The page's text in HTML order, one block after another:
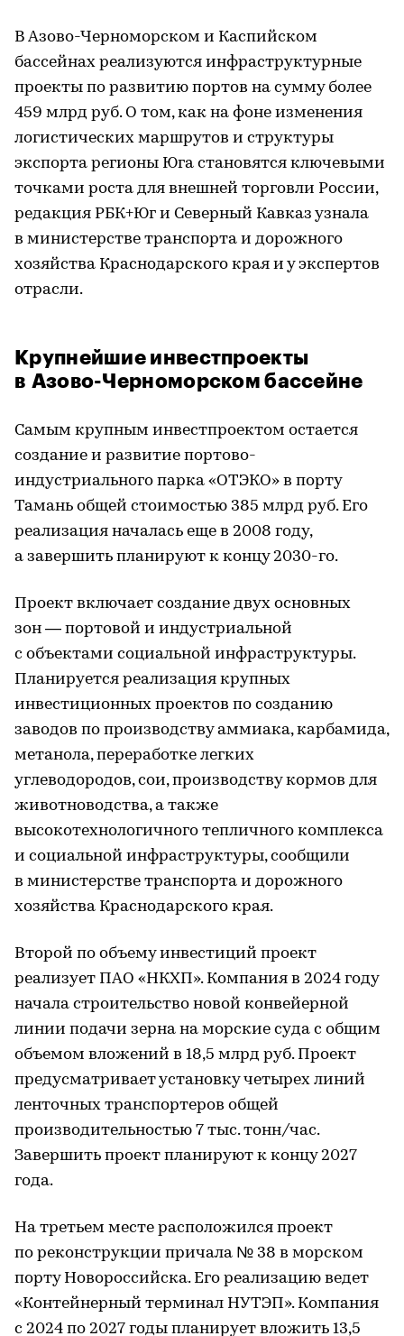
В Азово-Черноморском и Каспийском
бассейнах реализуются инфраструктурные
проекты по развитию портов на сумму более
459 млрд руб. О том, как на фоне изменения
логистических маршрутов и структуры
экспорта регионы Юга становятся ключевыми
точками роста для внешней торговли России,
редакция РБК+Юг и Северный Кавказ узнала
в министерстве транспорта и дорожного
хозяйства Краснодарского края и у экспертов
отрасли.
Крупнейшие инвестпроекты
в Азово-Черноморском бассейне
Самым крупным инвестпроектом остается
создание и развитие портово-
индустриального парка «ОТЭКО» в порту
Тамань общей стоимостью 385 млрд руб. Его
реализация началась еще в 2008 году,
а завершить планируют к концу 2030-го.
Проект включает создание двух основных
зон — портовой и индустриальной
с объектами социальной инфраструктуры.
Планируется реализация крупных
инвестиционных проектов по созданию
заводов по производству аммиака, карбамида,
метанола, переработке легких
углеводородов, сои, производству кормов для
животноводства, а также
высокотехнологичного тепличного комплекса
и социальной инфраструктуры, сообщили
в министерстве транспорта и дорожного
хозяйства Краснодарского края.
Второй по объему инвестиций проект
реализует ПАО «НКХП». Компания в 2024 году
начала строительство новой конвейерной
линии подачи зерна на морские суда с общим
объемом вложений в 18,5 млрд руб. Проект
предусматривает установку четырех линий
ленточных транспортеров общей
производительностью 7 тыс. тонн/час.
Завершить проект планируют к концу 2027
года.
На третьем месте расположился проект
по реконструкции причала № 38 в морском
порту Новороссийска. Его реализацию ведет
«Контейнерный терминал НУТЭП». Компания
с 2024 по 2027 годы планирует вложить 13,5